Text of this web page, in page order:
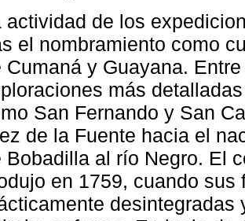
actividad de los
el nombramiento como
Cumaná y Guayana.
más
San Fernando y San
de la Fuente hacia el
Bobadilla al río Negro. El
en 1759, cuando